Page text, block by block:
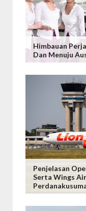
Himbauan
Dan Menuju
Penjelasan
Serta Wings